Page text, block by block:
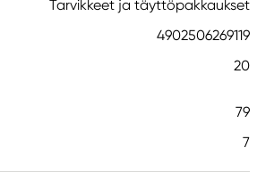
Tarvikkeet ja täyttöpakkaukset
4902506269119
20
79
7